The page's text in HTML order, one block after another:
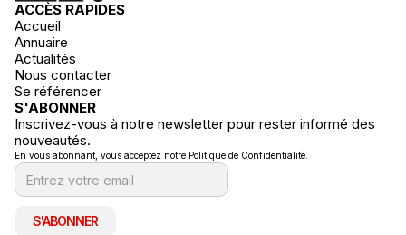
ACCÈS RAPIDES
Accueil
Annuaire
Actualités
Nous contacter
Se référencer
S'ABONNER
Inscrivez-vous à notre newsletter pour rester informé des
nouveautés.
En vous abonnant, vous acceptez notre Politique de Confidentialité.